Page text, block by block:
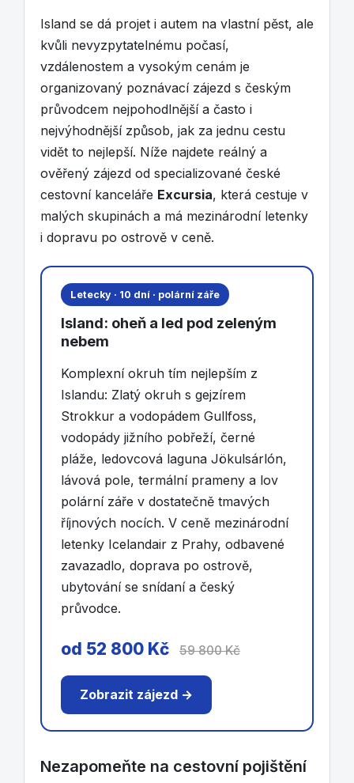
Island se dá projet i autem na vlastní pěst, ale
kvůli nevyzpytatelnému počasí,
vzdálenostem a vysokým cenám je
organizovaný poznávací zájezd s českým
průvodcem nejpohodlnější a často i
nejvýhodnější způsob, jak za jednu cestu
vidět to nejlepší. Níže najdete reálný a
ověřený zájezd od specializované české
cestovní kanceláře Excursia, která cestuje v
malých skupinách a má mezinárodní letenky
i dopravu po ostrově v ceně.
Letecky · 10 dní · polární záře
Island: oheň a led pod zeleným
nebem
Komplexní okruh tím nejlepším z
Islandu: Zlatý okruh s gejzírem
Strokkur a vodopádem Gullfoss,
vodopády jižního pobřeží, černé
pláže, ledovcová laguna Jökulsárlón,
lávová pole, termální prameny a lov
polární záře v dostatečně tmavých
říjnových nocích. V ceně mezinárodní
letenky Icelandair z Prahy, odbavené
zavazadlo, doprava po ostrově,
ubytování se snídaní a český
průvodce.
od 52 800 Kč 59 800 Kč
Zobrazit zájezd →
Nezapomeňte na cestovní pojištění